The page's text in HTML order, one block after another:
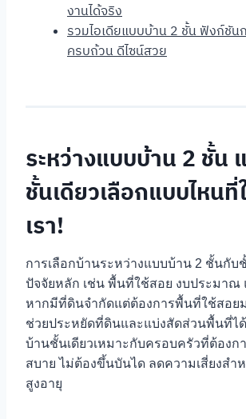
งานได้จริง
รวมไอเดียแบบบ้าน 2 ชั้น ฟังก์ชัน
ครบถ้วน ดีไซน์สวย
ระหว่างแบบบ้าน 2 ชั้น
ชั้นเดียวเลือกแบบไหนที่
เรา!
การเลือกบ้านระหว่างแบบบ้าน 2 ชั้นกับ
ปัจจัยหลัก เช่น พื้นที่ใช้สอย งบประมาณ
หากมีที่ดินจำกัดแต่ต้องการพื้นที่ใช้สอย
ช่วยประหยัดที่ดินและแบ่งสัดส่วนพื้นที่ไ
บ้านชั้นเดียวเหมาะกับครอบครัวที่ต้องก
สบาย ไม่ต้องขึ้นบันได ลดความเสี่ยงสำ
สูงอายุ